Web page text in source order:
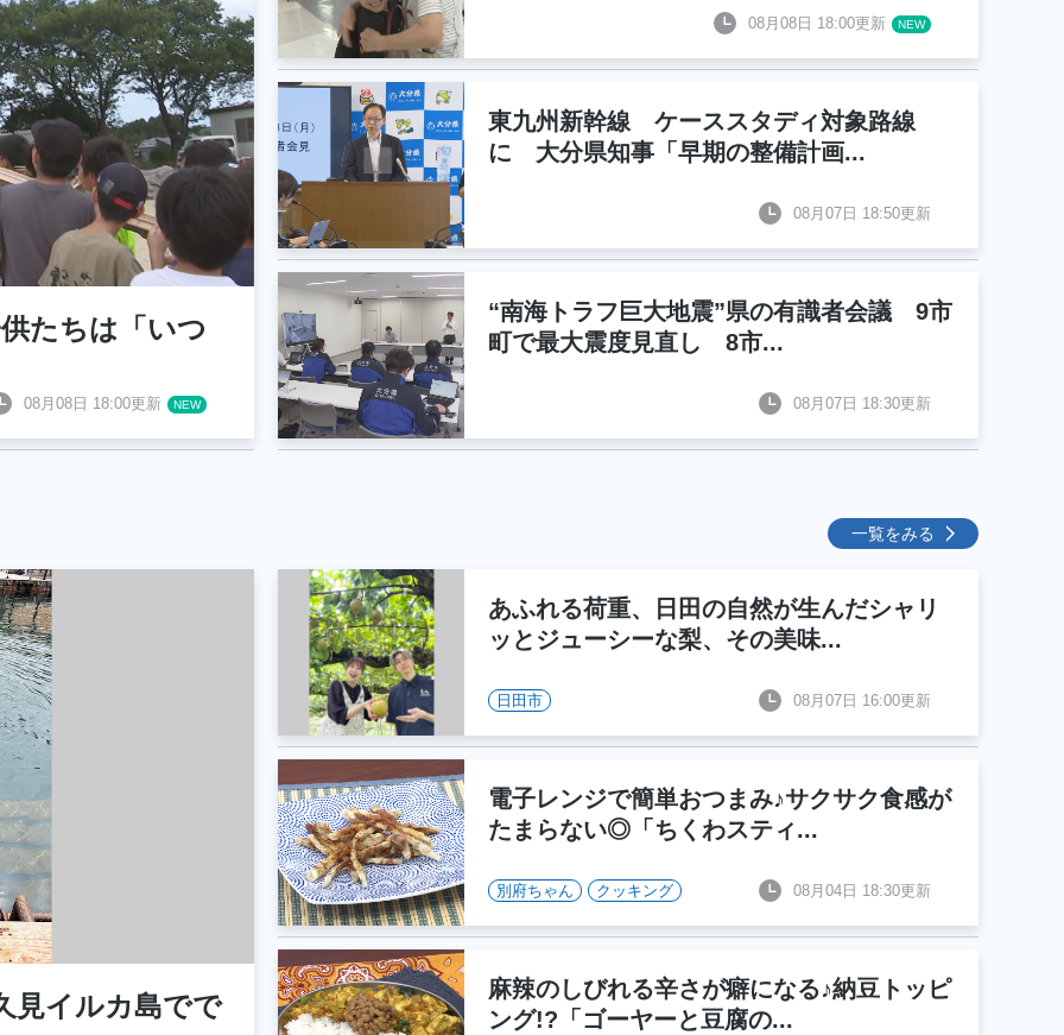
たちは「いつ
08月08日 18:00更新
08月08日 18:00更新
東九州新幹線 ケーススタディ対象路線
に 大分県知事「早期の整備計画...
08月07日 18:50更新
“南海トラフ巨大地震”県の有識者会議 9市
町で最大震度見直し 8市...
08月07日 18:30更新
一覧をみる
見イルカ島でで
あふれる荷重、日田の自然が生んだシャリ
ッとジューシーな梨、その美味...
08月07日 16:00更新
日田市
電子レンジで簡単おつまみ♪サクサク食感が
たまらない◎「ちくわスティ...
08月04日 18:30更新
別府ちゃん クッキング
麻辣のしびれる辛さが癖になる♪納豆トッピ
ング!?「ゴーヤーと豆腐の...